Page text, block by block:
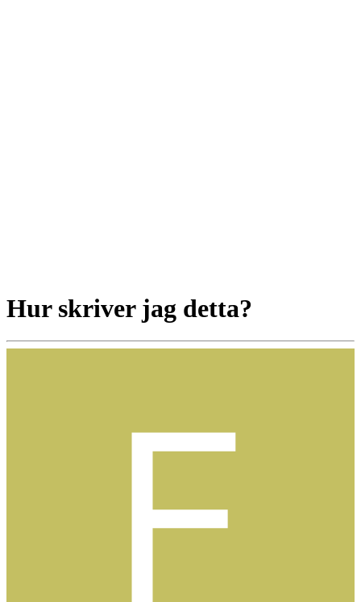
Hur skriver jag detta?